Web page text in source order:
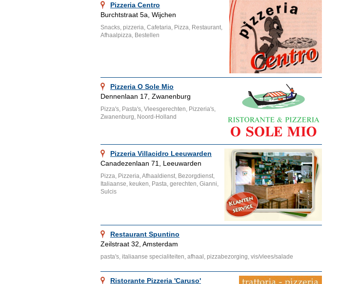
Pizzeria Centro
Burchtstraat 5a, Wijchen
Snacks, pizzeria, Cafetaria, Pizza, Restaurant,
Afhaalpizza, Bestellen
Pizzeria O Sole Mio
Dennenlaan 17, Zwanenburg
Pizza's, Pasta's, Vleesgerechten, Pizzeria's,
Zwanenburg, Noord-Holland
Pizzeria Villacidro Leeuwarden
Canadezenlaan 71, Leeuwarden
Pizza, Pizzeria, Afhaaldienst, Bezorgdienst,
Italiaanse, keuken, Pasta, gerechten, Gianni,
Sulcis
Restaurant Spuntino
Zeilstraat 32, Amsterdam
pasta's, italiaanse specialiteiten, afhaal, pizzabezorging, vis/vlees/salade
Ristorante Pizzeria 'Caruso'